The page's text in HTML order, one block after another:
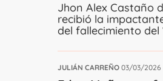
Jhon Alex Castaño
recibió la
del fallecimiento del
JULIÁN CARREÑO 03/03/2026